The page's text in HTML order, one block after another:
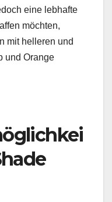
eine lebhafte
möchten,
mit helleren und
und Orange